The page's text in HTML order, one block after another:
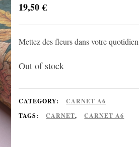
19,50€
Mettez des fleurs dans votre quotidien
Out of stock
CATEGORY:
CARNET A6
TAGS:
CARNET, CARNET A6